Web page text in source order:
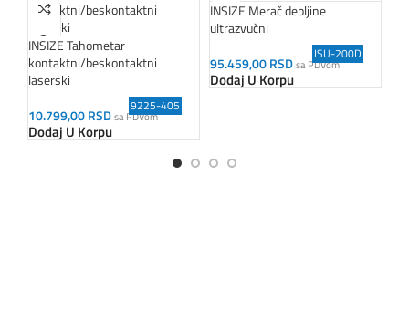
INSIZE Tahometar
kontaktni/beskontaktni
laserski
10.799,00RSDsa PDVom
Dodaj U Korpu
9225-405
INSIZE Merač debljine
ultrazvučni
95.459,00RSDsa PDVom
Dodaj U Korpu
ISU-200D